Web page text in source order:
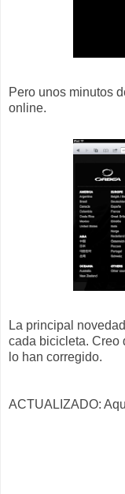
Pero unos minutos
online.
La principal
cada bicicleta. Creo
lo han corregido.
ACTUALIZADO: